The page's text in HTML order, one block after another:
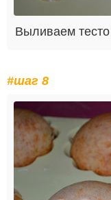
Выливаем
#шаг 8